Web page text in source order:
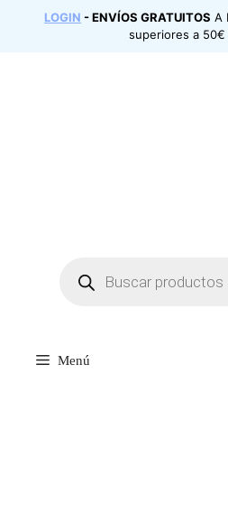
LOGIN - ENVÍOS GRATUITOS A
superiores a 50€
productos
Menú